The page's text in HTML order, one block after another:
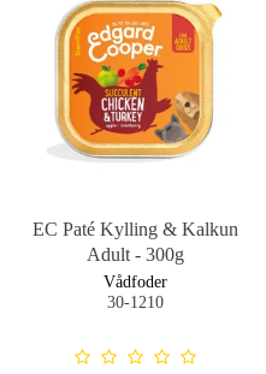
EC Paté Kylling & Kalkun
Adult - 300g
Vådfoder
30-1210